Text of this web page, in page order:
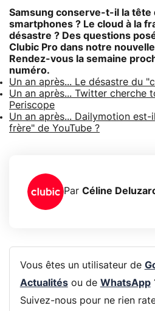
Samsung conserve-t-il la tête
smartphones ? Le cloud à la
désastre ? Des questions
Clubic Pro dans notre
Rendez-vous la semaine
numéro.
Un an après... Le désastre du
Un an après... Twitter cherche
Periscope
Un an après... Dailymotion
frère" de YouTube ?
Par Céline
Vous êtes un utilisateur de
Actualitésou de WhatsApp
Suivez-nous pour ne rien